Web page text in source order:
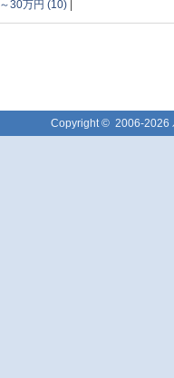
30万円 (10)
Copyright © 2006-2026